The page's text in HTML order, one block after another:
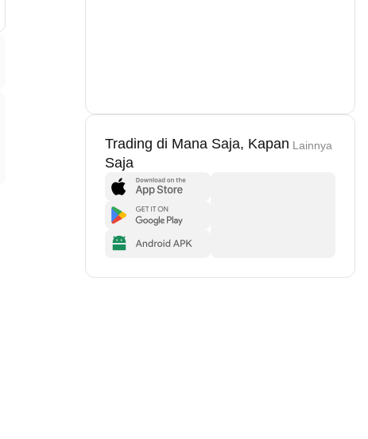
Trading di Mana Saja, Kapan
Saja
Lainnya